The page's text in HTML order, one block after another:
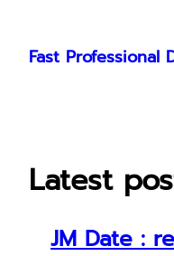
content
Fast Professional
Latest
JM Date :